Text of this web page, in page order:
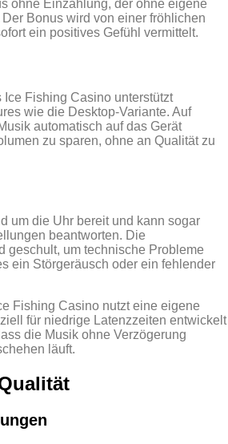
ohne Einzahlung, der ohne eigene
Bonus wird von einer fröhlichen
ein positives Gefühl vermittelt.
Ice Fishing Casino unterstützt
wie die Desktop‑Variante. Auf
automatisch auf das Gerät
zu sparen, ohne an Qualität zu
um die Uhr bereit und kann sogar
beantworten. Die
geschult, um technische Probleme
ein Störgeräusch oder ein fehlender
Fishing Casino nutzt eine eigene
für niedrige Latenzzeiten entwickelt
die Musik ohne Verzögerung
läuft.